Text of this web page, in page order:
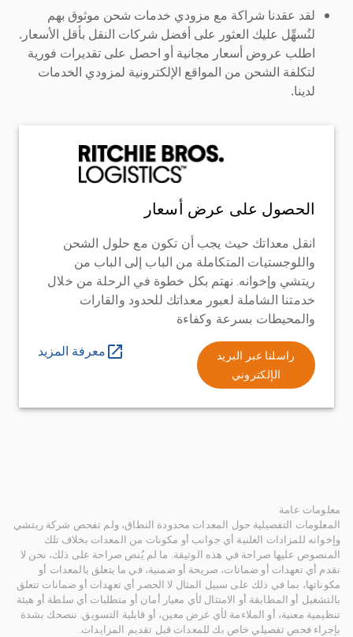
لقد عقدنا شراكة مع مزودي خدمات شحن موثوق بهم
لنُسهِّل عليك العثور على أفضل شركات النقل بأقل الأسعار.
اطلب عروض أسعار مجانية أو احصل على تقديرات فورية
لتكلفة الشحن من المواقع الإلكترونية لمزودي الخدمات
لدينا.
الحصول على عرض أسعار
انقل معداتك حيث يجب أن تكون مع حلول الشحن
واللوجستيات المتكاملة من الباب إلى الباب من
ريتشي وإخوانه. نهتم بكل خطوة في الرحلة من خلال
خدمتنا الشاملة لعبور معداتك للحدود والقارات
والمحيطات بسرعة وكفاءة
راسلنا عبر البريد
الإلكتروني
معرفة المزيد
معلومات عامة
المعلومات التفصيلية حول المعدات محدودة النطاق، ولم تفحص شركة ريتشي
وإخوانه للمزادات العلنية أي جوانب أو مكونات من المعدات بخلاف تلك
المنصوص عليها صراحة في هذه الوثيقة. ما لم يُنص صراحة على ذلك، نحن لا
نقدم أي تعهدات أو ضمانات، صريحة أو ضمنية، في ما يتعلق بالمعدات أو
مكوناتها، بما في ذلك على سبيل المثال لا الحصر أي تعهدات أو ضمانات تتعلق
بالتشغيل أو المطابقة أو الامتثال لأي معيار أمان أو متطلبات أي سلطة أو هيئة
تنظيمية معنية، أو الملاءمة لأي غرض معين، أو قابلية التسويق. ننصحك بشدة
بإجراء فحص تفصيلي خاص بك للمعدات قبل تقديم المزايدات.